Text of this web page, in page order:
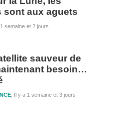
sont aux aguets
semaine et 2 jours
sauveur de
besoin…
Il y a 1 semaine et 3 jours